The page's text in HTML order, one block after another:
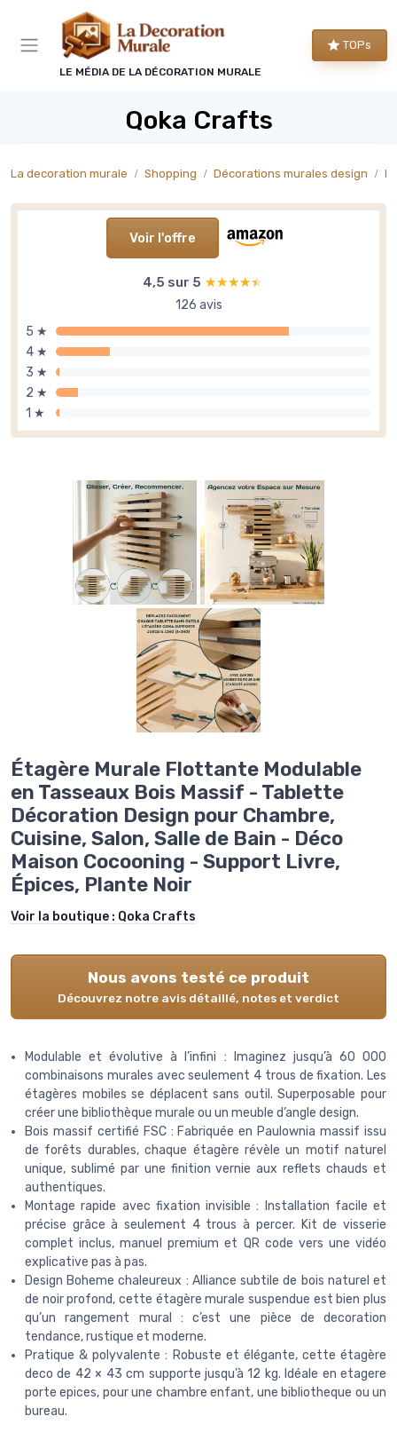
LE MÉDIA DE LA DÉCORATION MURALE
TOPs
Qoka Crafts
La decoration murale Shopping Décorations murales design
Voir l'offre
4,5 sur 5 ★★★★★
★★★★★
126 avis
5 ★
4 ★
3 ★
2 ★
1 ★
Étagère Murale Flottante Modulable
en Tasseaux Bois Massif - Tablette
Décoration Design pour Chambre,
Cuisine, Salon, Salle de Bain - Déco
Maison Cocooning - Support Livre,
Épices, Plante Noir
Voir la boutique : Qoka Crafts
Nous avons testé ce produit
Découvrez notre avis détaillé, notes et verdict
Modulable et évolutive à l’infini : Imaginez jusqu’à 60 000
combinaisons murales avec seulement 4 trous de fixation. Les
étagères mobiles se déplacent sans outil. Superposable pour
créer une bibliothèque murale ou un meuble d’angle design.
Bois massif certifié FSC : Fabriquée en Paulownia massif issu
de forêts durables, chaque étagère révèle un motif naturel
unique, sublimé par une finition vernie aux reflets chauds et
authentiques.
Montage rapide avec fixation invisible : Installation facile et
précise grâce à seulement 4 trous à percer. Kit de visserie
complet inclus, manuel premium et QR code vers une vidéo
explicative pas à pas.
Design Boheme chaleureux : Alliance subtile de bois naturel et
de noir profond, cette étagère murale suspendue est bien plus
qu’un rangement mural : c’est une pièce de decoration
tendance, rustique et moderne.
Pratique & polyvalente : Robuste et élégante, cette étagère
deco de 42 × 43 cm supporte jusqu’à 12 kg. Idéale en etagere
porte epices, pour une chambre enfant, une bibliotheque ou un
bureau.
Panneau de gestion des cookies